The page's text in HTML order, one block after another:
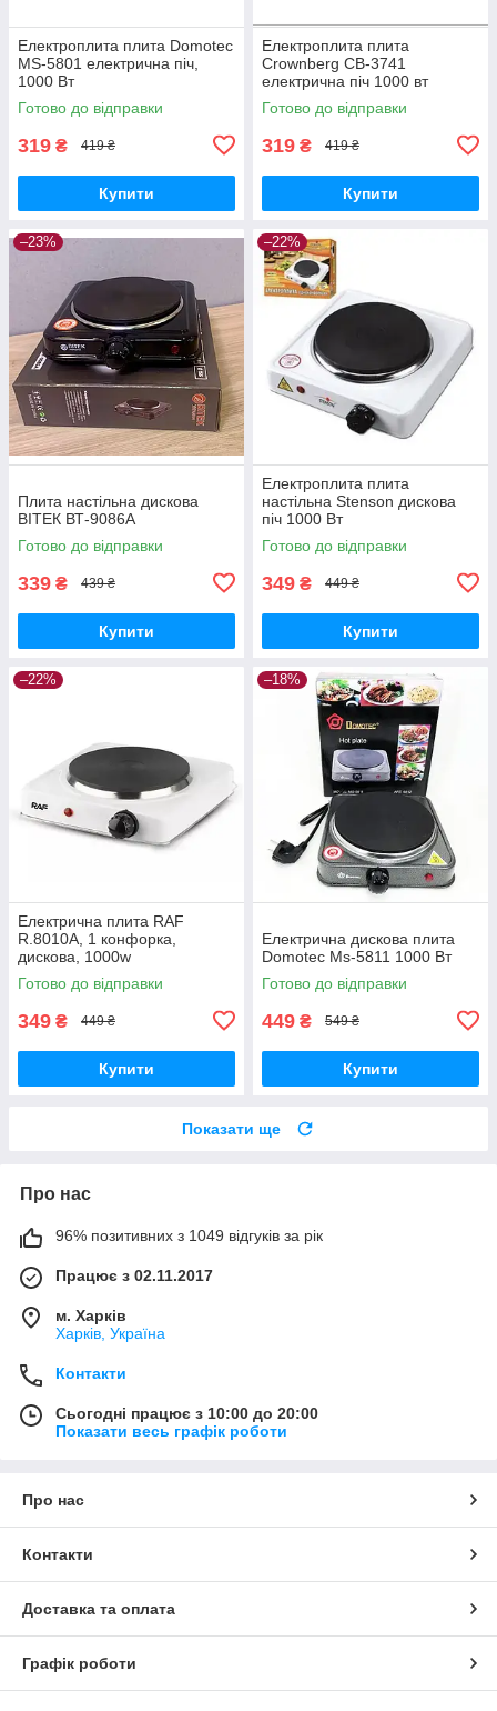
Електроплита плита Domotec
MS-5801 електрична піч,
1000 Вт
Готово до відправки
319 ₴ 419 ₴
Купити
Електроплита плита
Crownberg CB-3741
електрична піч 1000 вт
плитка
Готово до відправки
319 ₴ 419 ₴
Купити
–23%
Плита настільна дискова
ВІТЕК ВТ-9086А
Готово до відправки
339 ₴ 439 ₴
Купити
–22%
Електроплита плита
настільна Stenson дискова
піч 1000 Вт
Готово до відправки
349 ₴ 449 ₴
Купити
–22%
Електрична плита RAF
R.8010A, 1 конфорка,
дискова, 1000w
Готово до відправки
349 ₴ 449 ₴
Купити
–18%
Електрична дискова плита
Domotec Ms-5811 1000 Вт
Готово до відправки
449 ₴ 549 ₴
Купити
Показати ще
Про нас
96% позитивних з 1049 відгуків за рік
Працює з 02.11.2017
м. Харків
Харків, Україна
Контакти
Сьогодні працює з 10:00 до 20:00
Показати весь графік роботи
Про нас
Контакти
Доставка та оплата
Графік роботи